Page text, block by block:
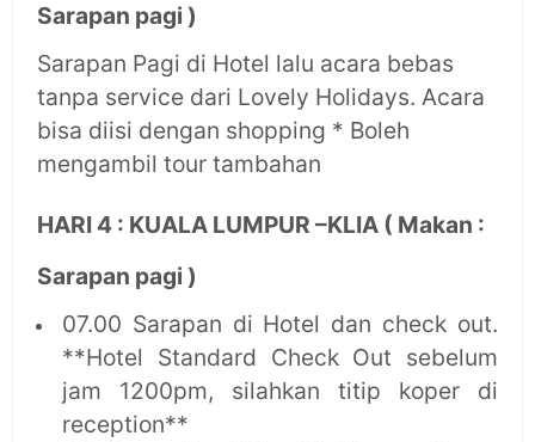
Sarapan pagi )
Sarapan Pagi di Hotel lalu acara bebas
tanpa service dari Lovely Holidays. Acara
bisa diisi dengan shopping * Boleh
mengambil tour tambahan
HARI 4 : KUALA LUMPUR –KLIA ( Makan :
Sarapan pagi )
07.00 Sarapan di Hotel dan check out.
**Hotel Standard Check Out sebelum
jam 1200pm, silahkan titip koper di
reception**